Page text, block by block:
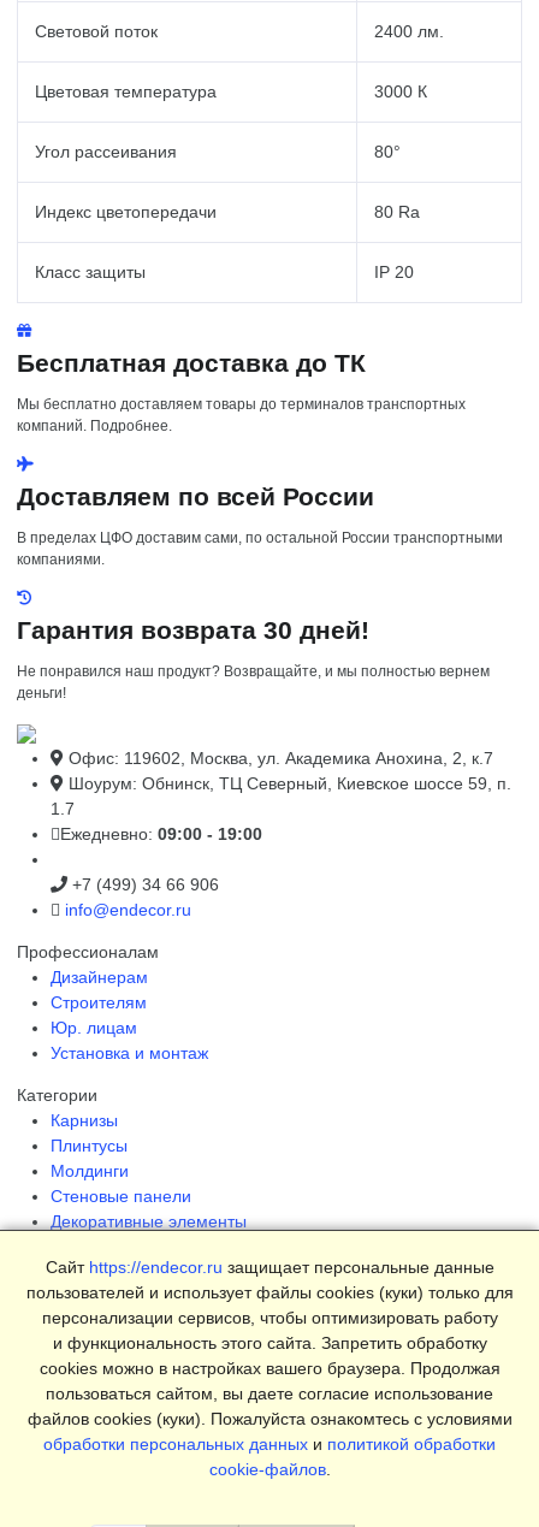
Световой поток 2400 лм.
Цветовая температура 3000 К
Угол рассеивания 80°
Индекс цветопередачи 80 Ra
Класс защиты IP 20
Бесплатная доставка до ТК
Мы бесплатно доставляем товары до терминалов транспортных
компаний. Подробнее.
Доставляем по всей России
В пределах ЦФО доставим сами, по остальной России транспортными
компаниями.
Гарантия возврата 30 дней!
Не понравился наш продукт? Возвращайте, и мы полностью вернем
деньги!
Офис: 119602, Москва, ул. Академика Анохина, 2, к.7
Шоурум: Обнинск, ТЦ Северный, Киевское шоссе 59, п.
1.7
Ежедневно: 09:00 - 19:00
+7 (499) 34 66 906
info@endecor.ru
Профессионалам
Дизайнерам
Строителям
Юр. лицам
Установка и монтаж
Категории
Карнизы
Плинтусы
Молдинги
Стеновые панели
Декоративные элементы
Страницы
Интерьеры
Блог
Магазин
Условия продаж
Сайт https://endecor.ru защищает персональные данные
пользователей и использует файлы cookies (куки) только для
персонализации сервисов, чтобы оптимизировать работу
и функциональность этого сайта. Запретить обработку
cookies можно в настройках вашего браузера. Продолжая
пользоваться сайтом, вы даете согласие использование
файлов cookies (куки). Пожалуйста ознакомтесь с условиями
обработки персональных данных и политикой обработки
cookie-файлов.